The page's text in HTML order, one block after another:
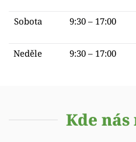
Sobota
9:30 – 17:00
Neděle
9:30 – 17:00
Kde